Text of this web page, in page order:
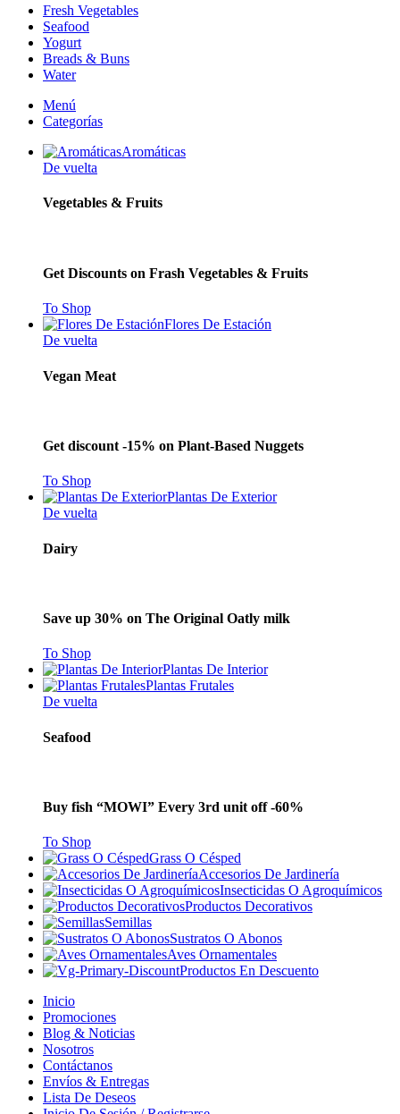
Fresh Vegetables
Seafood
Yogurt
Breads & Buns
Water
Menú
Categorías
Aromáticas
De vuelta
Vegetables & Fruits
Get Discounts on Frash Vegetables & Fruits
To Shop
Flores De Estación
De vuelta
Vegan Meat
Get discount -15% on Plant-Based Nuggets
To Shop
Plantas De Exterior
De vuelta
Dairy
Save up 30% on The Original Oatly milk
To Shop
Plantas De Interior
Plantas Frutales
De vuelta
Seafood
Buy fish “MOWI” Every 3rd unit off -60%
To Shop
Grass O Césped
Accesorios De Jardinería
Insecticidas O Agroquímicos
Productos Decorativos
Semillas
Sustratos O Abonos
Aves Ornamentales
Productos En Descuento
Inicio
Promociones
Blog & Noticias
Nosotros
Contáctanos
Envíos & Entregas
Lista De Deseos